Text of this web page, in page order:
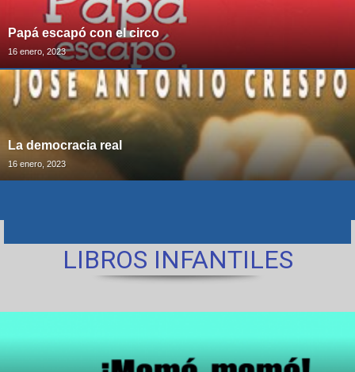
Papá escapó con el circo
16 enero, 2023
La democracia real
16 enero, 2023
LIBROS INFANTILES